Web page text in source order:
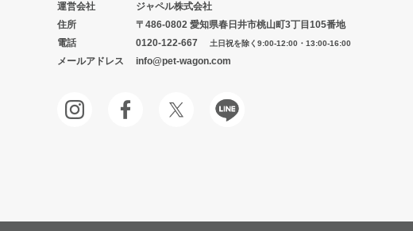
運営会社
ジャペル株式会社
住所
〒486-0802 愛知県春日井市桃山町3丁目105番地
電話
0120-122-667 土日祝を除く9:00-12:00・13:00-16:00
メールアドレス info@pet-wagon.com